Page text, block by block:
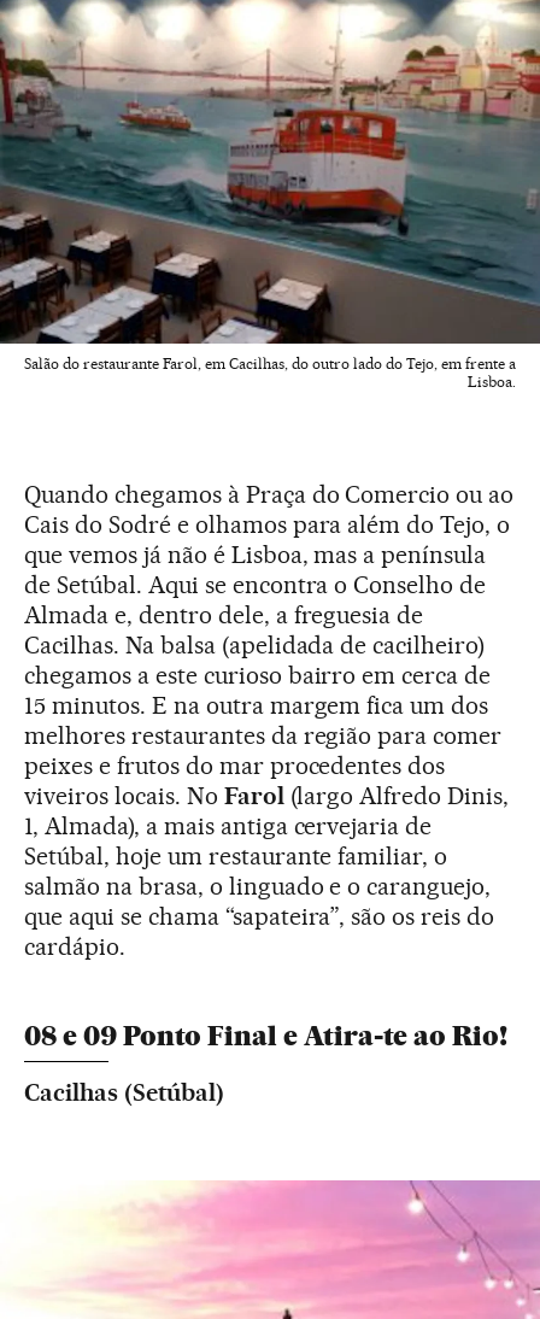
Salão do restaurante Farol, em Cacilhas, do outro lado do Tejo, em frente a
Lisboa.
Quando chegamos à Praça do Comercio ou ao
Cais do Sodré e olhamos para além do Tejo, o
que vemos já não é Lisboa, mas a península
de Setúbal. Aqui se encontra o Conselho de
Almada e, dentro dele, a freguesia de
Cacilhas. Na balsa (apelidada de cacilheiro)
chegamos a este curioso bairro em cerca de
15 minutos. E na outra margem fica um dos
melhores restaurantes da região para comer
peixes e frutos do mar procedentes dos
viveiros locais. No Farol(largo Alfredo Dinis,
1, Almada), a mais antiga cervejaria de
Setúbal, hoje um restaurante familiar, o
salmão na brasa, o linguado e o caranguejo,
que aqui se chama “sapateira”, são os reis do
cardápio.
08 e 09 Ponto Final e Atira-te ao Rio!
Cacilhas (Setúbal)